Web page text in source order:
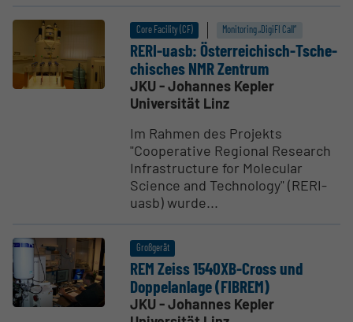
Core Facility (CF) Monitoring „DigiFI Call“
RERI-uasb: Öster­rei­chisch-Tsche­
chi­sches NMR Zentrum
JKU - Johannes Kepler
Universität Linz
Im Rahmen des Projekts
"Cooperative Regional Research
Infrastructure for Molecular
Science and Technology" (RERI-
uasb) wurde...
Großgerät
REM Zeiss 1540XB-Cross und
Doppel­anlage (FIBREM)
JKU - Johannes Kepler